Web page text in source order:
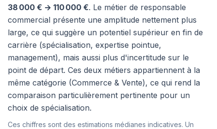
38 000 € → 110 000 €. Le métier de responsable
commercial présente une amplitude nettement plus
large, ce qui suggère un potentiel supérieur en fin de
carrière (spécialisation, expertise pointue,
management), mais aussi plus d'incertitude sur le
point de départ. Ces deux métiers appartiennent à la
même catégorie (Commerce & Vente), ce qui rend la
comparaison particulièrement pertinente pour un
choix de spécialisation.
Ces chiffres sont des estimations médianes indicatives. Un